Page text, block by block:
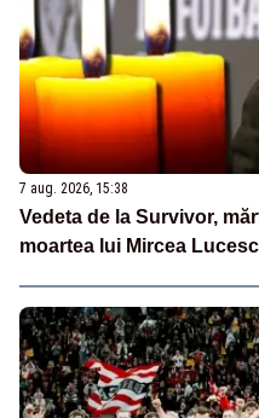
7 aug. 2026, 15:38
Vedeta de la Survivor,
moartea lui Mircea